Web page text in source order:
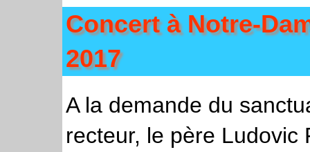
Concert à Notre-
2017
A la demande du
recteur, le père Ludovic